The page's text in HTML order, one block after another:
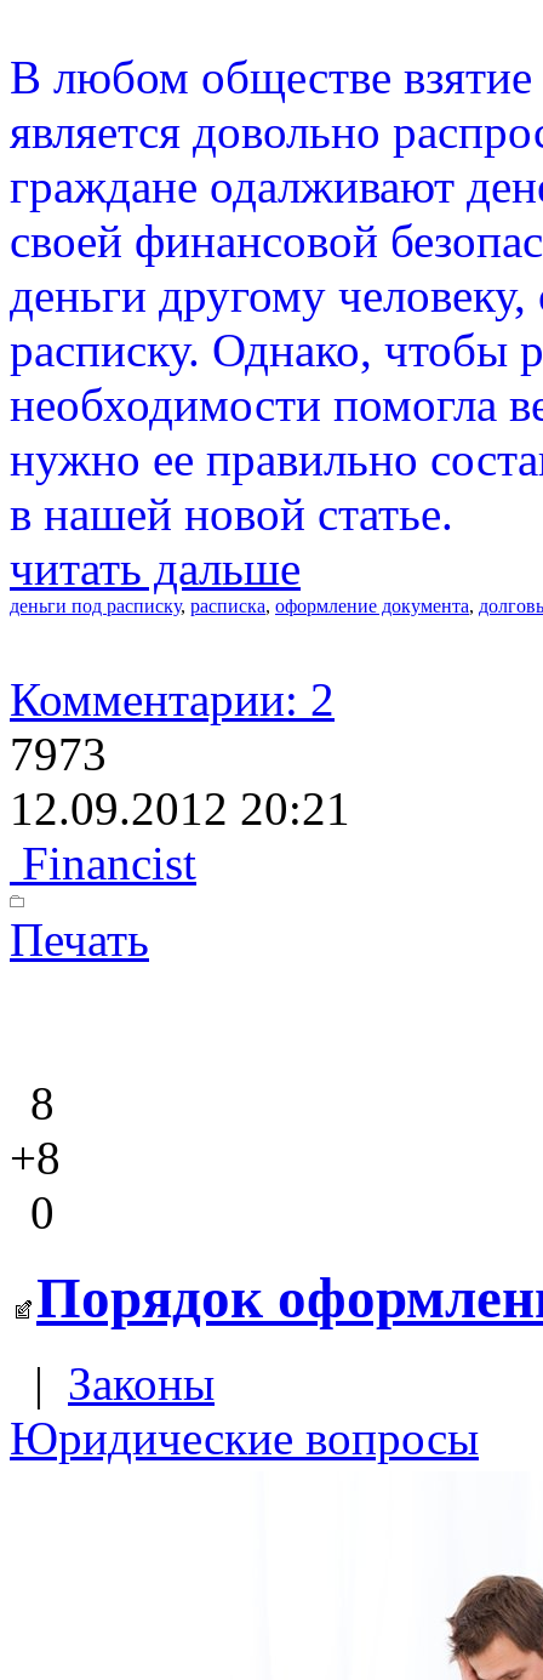
В любом обществе взятие
является довольно
граждане одалживают
своей финансовой
деньги другому
расписку. Однако, чтобы
необходимости помогла
нужно ее правильно
в нашей новой статье.
читать дальше
деньги под расписку, расписка, оформление документа,
Комментарии: 2
7973
12.09.2012 20:21
Financist
Печать
8
+8
0
Порядок
| Законы
Юридические вопросы